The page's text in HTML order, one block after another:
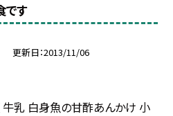
です
更新日 2013/11/06
乳 白身魚の甘酢あんかけ 小